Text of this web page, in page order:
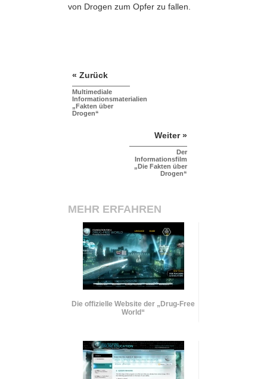
von Drogen zum Opfer zu fallen.
« Zurück
Multimediale
Informationsmaterialien
„Fakten über
Drogen“
Weiter »
Der
Informationsfilm
„Die Fakten über
Drogen“
MEHR ERFAHREN
Die offizielle Website der „Drug-Free
World“